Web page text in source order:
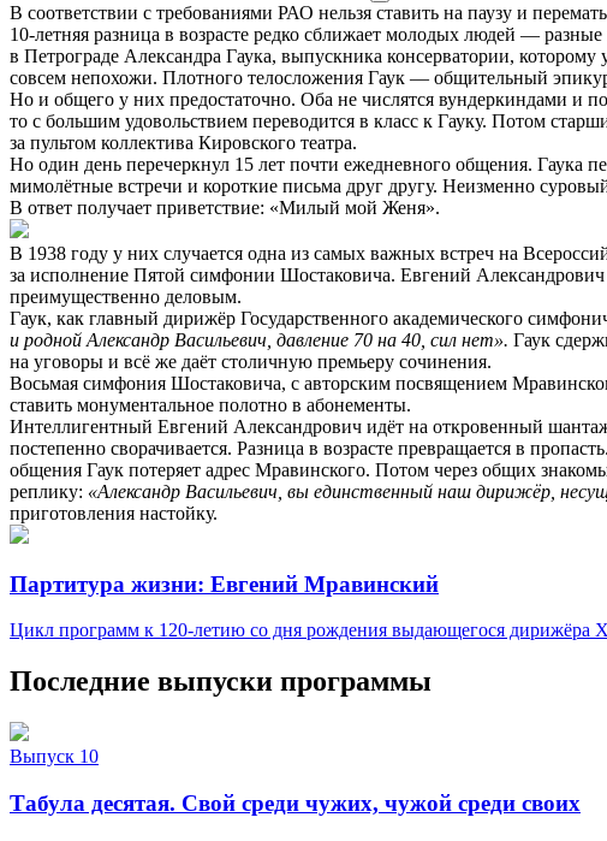
В соответствии с требованиями РАО нельзя ставить на паузу и
10-летняя разница в возрасте редко сближает молодых людей —
в Петрограде Александра Гаука, выпускника консерватории,
совсем непохожи. Плотного телосложения Гаук — общительный
Но и общего у них предостаточно. Оба не числятся вундеркиндами и
то с большим удовольствием переводится в класс к Гауку. Потом
за пультом коллектива Кировского театра.
Но один день перечеркнул 15 лет почти ежедневного общения. Гаука
мимолётные встречи и короткие письма друг другу. Неизменно
В ответ получает приветствие: «Милый мой Женя».
В 1938 году у них случается одна из самых важных встреч на
за исполнение Пятой симфонии Шостаковича. Евгений
преимущественно деловым.
Гаук, как главный дирижёр Государственного академического
и родной Александр Васильевич, давление 70 на 40, сил нет». Гаук
на уговоры и всё же даёт столичную премьеру сочинения.
Восьмая симфония Шостаковича, с авторским посвящением
ставить монументальное полотно в абонементы.
Интеллигентный Евгений Александрович идёт на откровенный
постепенно сворачивается. Разница в возрасте превращается в
общения Гаук потеряет адрес Мравинского. Потом через общих
реплику: «Александр Васильевич, вы единственный наш дирижёр,
приготовления настойку.
Партитура жизни: Евгений Мравинский
Цикл программ к 120-летию со дня рождения выдающегося дирижёра
Последние выпуски программы
Выпуск 10
Табула десятая. Свой среди чужих, чужой среди своих